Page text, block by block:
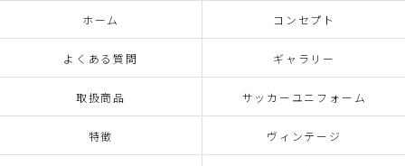
ホーム コンセプト
よくある質問 ギャラリー
取扱商品 サッカーユニフォーム
特徴 ヴィンテージ